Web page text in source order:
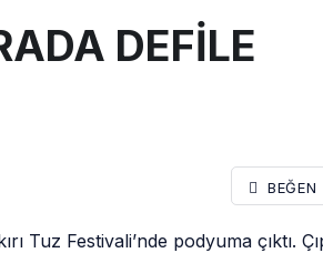
DEFİLE
BEĞEN
Tuz Festivali’nde podyuma çıktı.